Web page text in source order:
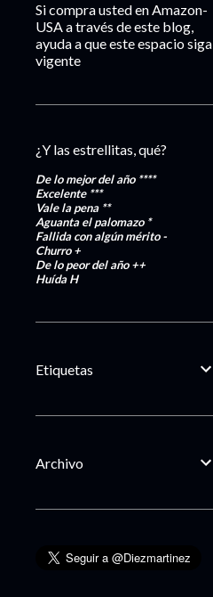
Si compra usted en Amazon-
USA a través de este blog,
ayuda a que este espacio siga
vigente
¿Y las estrellitas, qué?
De lo mejor del año ****
Excelente***
Vale la pena **
Aguanta el palomazo *
Fallida con algún mérito-
Churro+
De lo peor del año++
HuídaH
Etiquetas
Archivo